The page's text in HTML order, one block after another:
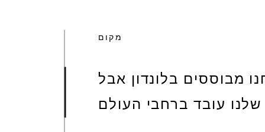
מקום
מבוססים בלונדון אבל
שלנו עובד ברחבי העולם